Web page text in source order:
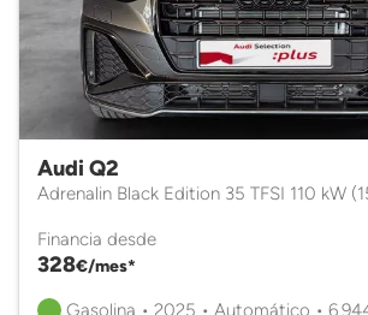
Audi Q2
Adrenalin Black Edition 35 TFSI 110 kW
Financia desde
328€/mes*
Gasolina • 2025 • Automático •